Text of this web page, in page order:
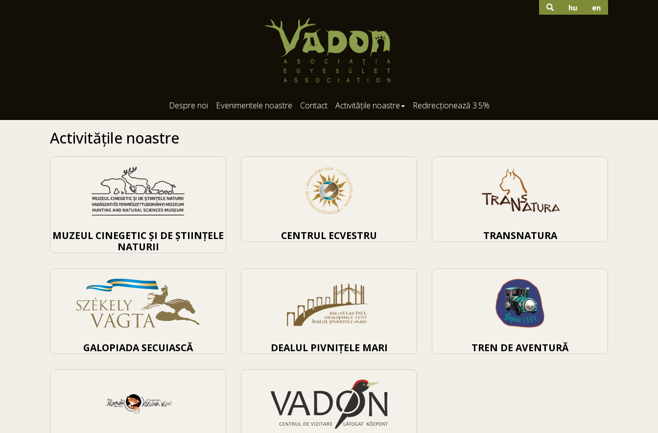
hu en
Despre noi Evenimentele noastre Contact Activitățile noastre Redirecționează 3.5%
Activitățile noastre
MUZEUL CINEGETIC ȘI DE ȘTIINȚELE
NATURII
CENTRUL ECVESTRU TRANSNATURA
GALOPIADA SECUIASCĂ DEALUL PIVNIȚELE MARI TREN DE AVENTURĂ